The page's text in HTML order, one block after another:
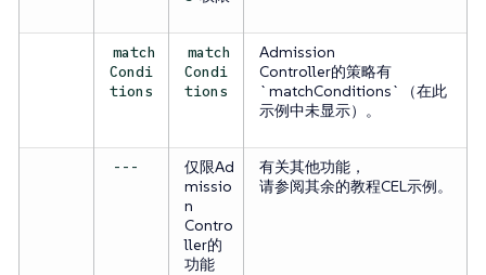
match
Condi
tions
match
Condi
tions
Admission
Controller的策略有
`matchConditions`（在此
示例中未显示）。
---
仅限Ad
missio
n
Contro
ller的
功能
有关其他功能，
请参阅其余的教程CEL示例。